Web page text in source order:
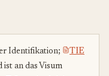
Identifikation;
TIE
an das Visum